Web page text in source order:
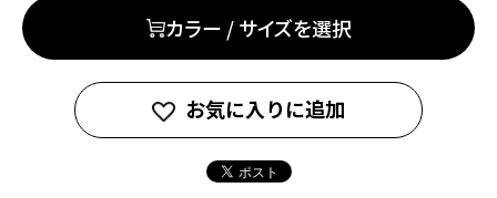
カラー / サイズを選択
お気に入りに追加